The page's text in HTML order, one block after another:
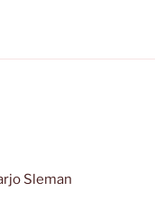
Sleman